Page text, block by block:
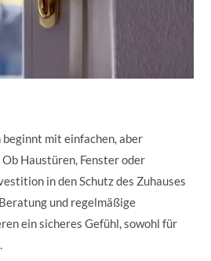
mit einfachen, aber
Haustüren, Fenster oder
in den Schutz des Zuhauses
und regelmäßige
ein sicheres Gefühl, sowohl für